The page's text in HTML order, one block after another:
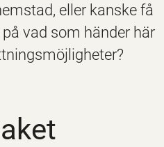
eller kanske få
vad som händer här